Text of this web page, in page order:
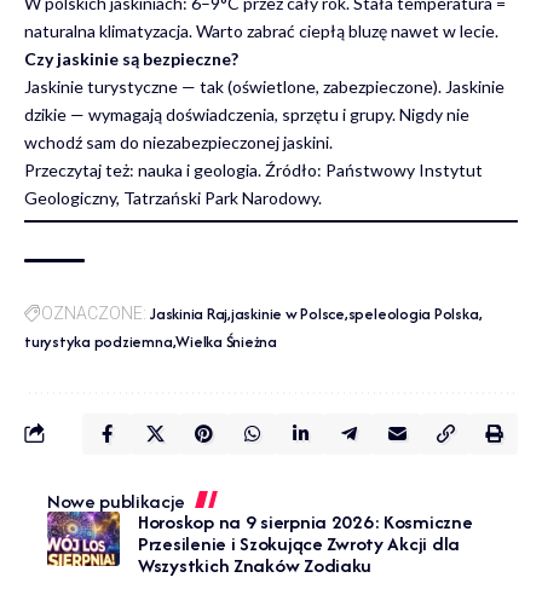
naturalna klimatyzacja. Warto zabrać ciepłą bluzę nawet w lecie.
Czy jaskinie są bezpieczne?
Jaskinie turystyczne — tak (oświetlone, zabezpieczone). Jaskinie
dzikie — wymagają doświadczenia, sprzętu i grupy. Nigdy nie
wchodź sam do niezabezpieczonej jaskini.
Przeczytaj też: nauka i geologia. Źródło: Państwowy Instytut
Geologiczny, Tatrzański Park Narodowy.
OZNACZONE: Jaskinia Rajjaskinie w Polsce speleologia Polska
turystyka podziemnaWielka Śnieżna
Nowe publikacje
Horoskop na 9 sierpnia 2026: Kosmiczne
Przesilenie i Szokujące Zwroty Akcji dla
Wszystkich Znaków Zodiaku